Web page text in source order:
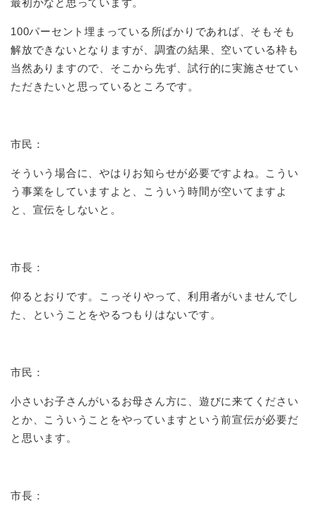
100パーセント埋まっている所ばかりであれば、そもそも
解放できないとなりますが、調査の結果、空いている枠も
当然ありますので、そこから先ず、試行的に実施させてい
ただきたいと思っているところです。
市民：
そういう場合に、やはりお知らせが必要ですよね。こうい
う事業をしていますよと、こういう時間が空いてますよ
と、宣伝をしないと。
市長：
仰るとおりです。こっそりやって、利用者がいませんでし
た、ということをやるつもりはないです。
市民：
小さいお子さんがいるお母さん方に、遊びに来てください
とか、こういうことをやっていますという前宣伝が必要だ
と思います。
市長：